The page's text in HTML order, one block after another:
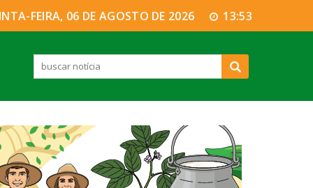
FEIRA, 06 DE AGOSTO DE 2026 13:53